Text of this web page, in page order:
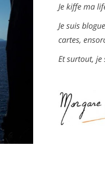
Je kiffe ma
Je suis
cartes,
Et surtout, je